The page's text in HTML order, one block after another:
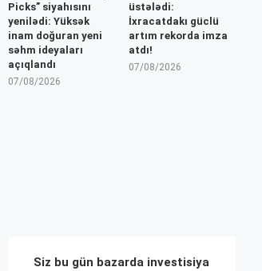
Picks” siyahısını
yenilədi: Yüksək
inam doğuran yeni
səhm ideyaları
açıqlandı
07/08/2026
üstələdi:
İxracatdakı güclü
artım rekorda imza
atdı!
07/08/2026
Siz bu gün bazarda investisiya